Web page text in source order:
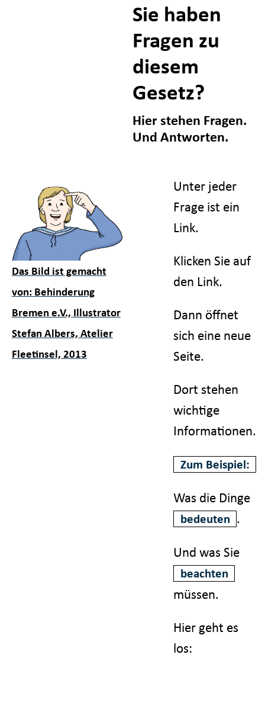
Sie haben
Fragen zu
diesem
Gesetz?
Hier stehen Fragen.
Und Antworten.
Das Bild ist gemacht
von: Behinderung
Bremen e.V., Illustrator
Stefan Albers, Atelier
Fleetinsel, 2013
Unter jeder
Frage ist ein
Link.
Klicken Sie auf
den Link.
Dann öffnet
sich eine neue
Seite.
Dort stehen
wichtige
Informationen.
Zum Beispiel:
Was die Dinge
bedeuten .
Und was Sie
beachten
müssen.
Hier geht es
los: